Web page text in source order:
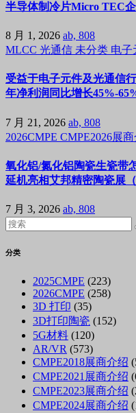
半导体制冷片Micro TEC
8 月 1, 2026 ab, 808
MLCC 光通信 未分类 电子
受益于电子元件及光通信
年净利润同比增长45%-
7 月 21, 2026 ab, 808
2026CMPE CMPE2026展
氧化铝/氮化铝陶瓷生瓷带
延机亮相艾邦精密陶瓷展（
7 月 3, 2026 ab, 808
分类
2025CMPE (223)
2026CMPE (258)
3D 打印 (35)
3D打印陶瓷 (152)
5G材料 (120)
AR/VR (573)
CMPE2018展商介绍
CMPE2021展商介绍
CMPE2023展商介绍
CMPE2024展商介绍